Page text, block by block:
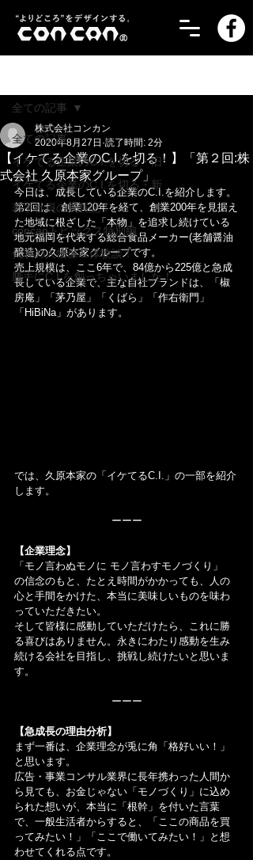
全ての記事
イケてる企業のC.I.を切る・旧
イケてる企業のC.I.を切る・新
若手社員の成長記！
concanトピックス特別編
代表の人物像＆体験談！
勝手にC.I.を創っちゃいました！
全ての記事
【イケてる企業のC.I.を切る！】「第２回:株
式会社 久原本家グループ」
株式会社コンカン
2020年8月27日 読了時間: 2分
今日は、成長している企業のC.I.を紹介します。
第2回は、創業120年を経て、創業200年を見据え
た地域に根ざした「本物」を追求し続けている
地元福岡を代表する総合食品メーカー(老舗醤油
醸造)の久原本家グループです。
売上規模は、ここ6年で、84億から225億と急成
長している企業で、主な自社ブランドは、「椒
房庵」「茅乃屋」「くばら」「作右衛門」
「HiBiNa」があります。
では、久原本家の「イケてるC.I.」の一部を紹介
します。
ーーー
【企業理念】
「モノ言わぬモノに モノ言わすモノづくり」
の信念のもと、たとえ時間がかかっても、人の
心と手間をかけた、本当に美味しいものを味わ
っていただきたい。
そして皆様に感動していただけたら、これに勝
る喜びはありません。永きにわたり感動を生み
続ける会社を目指し、挑戦し続けたいと思いま
す。
ーーー
【急成長の理由分析】
まず一番は、企業理念が兎に角「格好いい！」
と思います。
広告・事業コンサル業界に長年携わった人間か
ら見ても、お金じゃない「モノづくり」に込め
られた想いが、本当に「根幹」を付いた言葉
で、一般生活者からすると、「ここの商品を買
ってみたい！」「ここで働いてみたい！」と想
わせてくれる点です。